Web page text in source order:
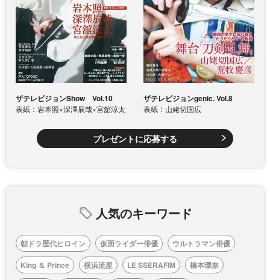
ザテレビジョンShow Vol.10
表紙：岩本照×深澤辰哉×宮舘涼太
ザテレビジョンgenic. Vol.8
表紙：山姥切国広
プレゼントに応募する
人気のキーワード
朝ドラ歴代ヒロイン 仮面ライダー俳優
ウルトラマン俳優
King ＆ Prince
横浜流星 LE SSERAFIM
橋本環奈